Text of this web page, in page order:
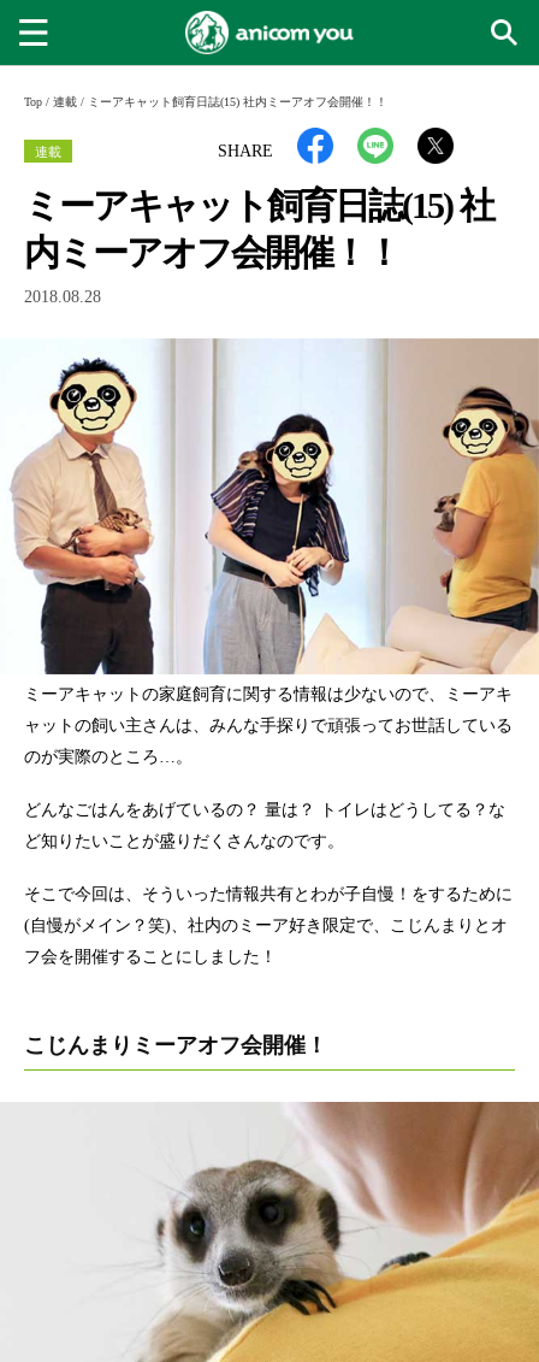
Top / 連載 / ミーアキャット飼育日誌(15) 社内ミーアオフ会開催！！
SHARE
連載
ミーアキャット飼育日誌(15) 社
内ミーアオフ会開催！！
2018.08.28
ミーアキャットの家庭飼育に関する情報は少ないので、ミーアキ
ャットの飼い主さんは、みんな手探りで頑張ってお世話している
のが実際のところ…。
どんなごはんをあげているの？ 量は？ トイレはどうしてる？な
ど知りたいことが盛りだくさんなのです。
そこで今回は、そういった情報共有とわが子自慢！をするために
(自慢がメイン？笑)、社内のミーア好き限定で、こじんまりとオ
フ会を開催することにしました！
こじんまりミーアオフ会開催！